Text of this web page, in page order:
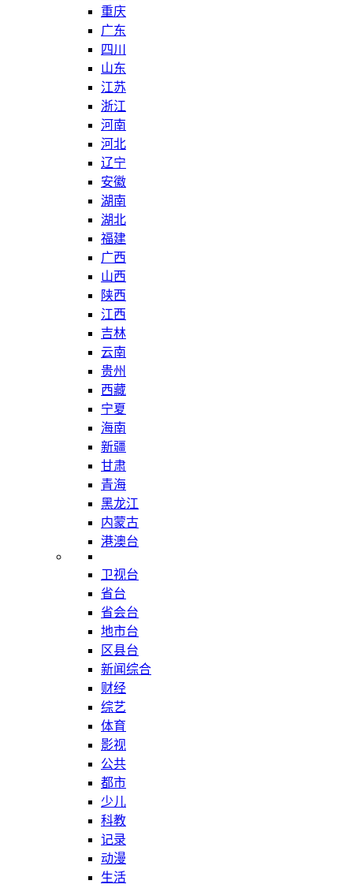
重庆
广东
四川
山东
江苏
浙江
河南
河北
辽宁
安徽
湖南
湖北
福建
广西
山西
陕西
江西
吉林
云南
贵州
西藏
宁夏
海南
新疆
甘肃
青海
黑龙江
内蒙古
港澳台
卫视台
省台
省会台
地市台
区县台
新闻综合
财经
综艺
体育
影视
公共
都市
少儿
科教
记录
动漫
生活